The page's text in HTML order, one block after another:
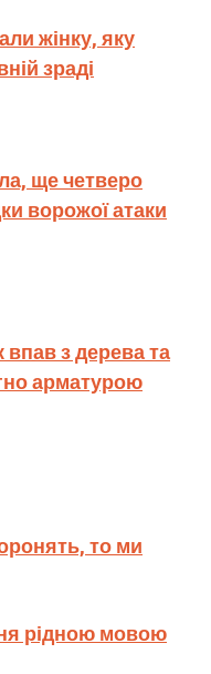
жінку, яку
зраді
ще четверо
ворожої атаки
впав з дерева та
арматурою
то ми
рідною мовою